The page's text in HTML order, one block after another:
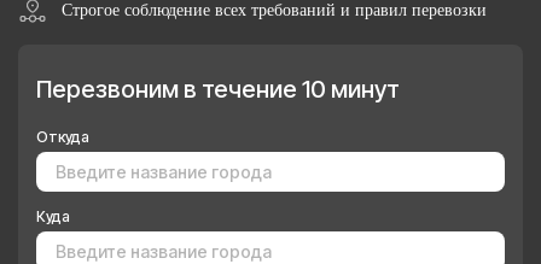
Строгое соблюдение всех требований и правил перевозки
Перезвоним в течение 10 минут
Откуда
Куда